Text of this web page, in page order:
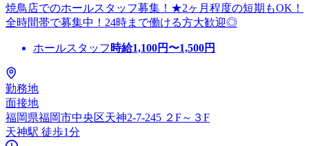
焼鳥店でのホールスタッフ募集！★2ヶ月程度の短期もOK！
全時間帯で募集中！24時まで働ける方大歓迎◎
ホールスタッフ 時給1,100円〜1,500円
勤務地
面接地
福岡県福岡市中央区天神2-7-245 ２F～３F
天神駅 徒歩1分